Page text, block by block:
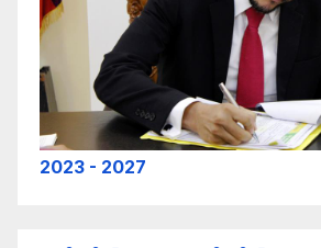
2023 - 2027